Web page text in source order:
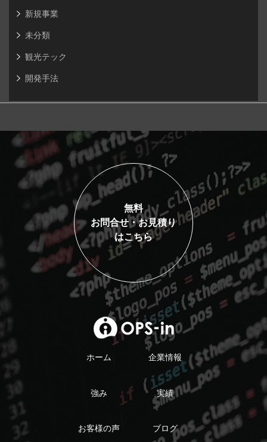
新規事業
未分類
観光テック
開発手法
無料
お問合せ・お見積り
はこちら
ホーム 企業情報
強み 実績
お客様の声 ブログ